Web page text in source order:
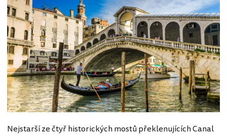
Nejstarší ze čtyř historických mostů překlenujících Canal